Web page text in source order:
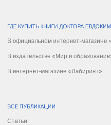
ГДЕ КУПИТЬ КНИГИ ДОКТОРА
В официальном интернет-магазине
В издательстве «Мир и
В интернет-магазине «Лабиринт»
ВСЕ ПУБЛИКАЦИИ
Статьи